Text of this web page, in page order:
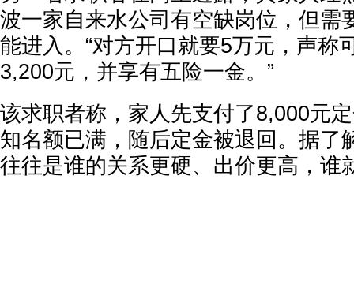
波一家自来水公司有空缺岗位，但需
能进入。“对方开口就要5万元，声称
3,200元，并享有五险一金。”
该求职者称，家人先支付了8,000元
知名额已满，随后定金被退回。据了
往往是谁的关系更硬、出价更高，谁